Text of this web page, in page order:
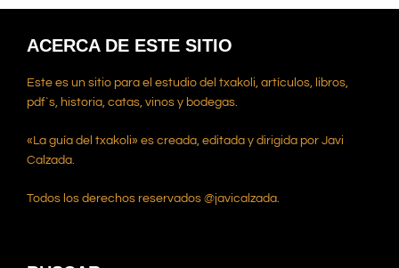
ACERCA DE ESTE SITIO
Este es un sitio para el estudio del txakoli, artículos, libros,
pdf`s, historia, catas, vinos y bodegas.
«La guía del txakoli» es creada, editada y dirigida por Javi
Calzada.
Todos los derechos reservados @javicalzada.